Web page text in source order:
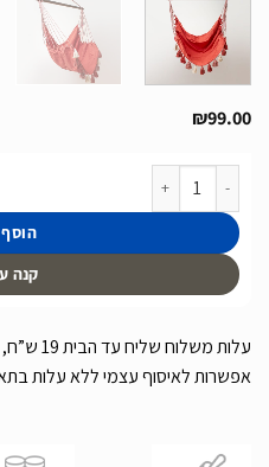
₪99.00
כמות של ערסל ישיבה תלוי של חברת Monkkit דגם Salomon כולל פרנזים שזורים
קנה
אפשרות לאיסוף עצמי ללא עלות